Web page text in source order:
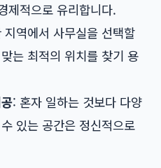
제적으로 유리합니다.
지역에서 사무실을 선택할
는 최적의 위치를 찾기 용
: 혼자 일하는 것보다 다양
있는 공간은 정신적으로